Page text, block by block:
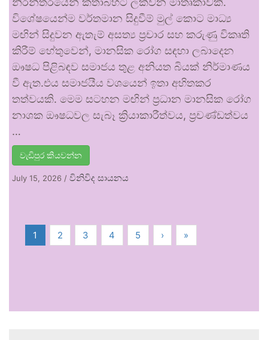
විශේෂයෙන්ම වර්තමාන සිදුවීම් මුල් කොට මාධ්‍ය
මඟින් සිදුවන ඇතැම් අසත්‍ය ප්‍රචාර සහ කරුණු විකෘති
කිරීම් හේතුවෙන්, මානසික රෝග සඳහා ලබාදෙන
ඖෂධ පිළිබඳව සමාජය තුළ අනියත බියක් නිර්මාණය
වී ඇත.එය සමාජයීය වශයෙන් ඉතා අහිතකර
තත්වයකි. මෙම සටහන මඟින් ප්‍රධාන මානසික රෝග
නාශක ඖෂධවල සැබෑ ක්‍රියාකාරීත්වය, ප්‍රචණ්ඩත්වය
…
වැඩිපුර කියවන්න
July 15, 2026 / විනිවිද සායනය
1 2 3 4 5 › »